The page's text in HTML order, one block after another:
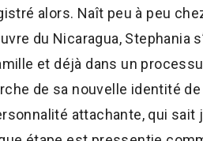
alors. Naît peu à peu
du Nicaragua, Stephania
et déjà dans un
de sa nouvelle identité
attachante, qui